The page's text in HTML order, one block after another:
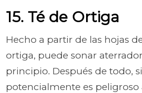
15. Té de Ortiga
Hecho a partir de las hojas
ortiga, puede sonar
principio. Después de todo, si
potencialmente es peligroso